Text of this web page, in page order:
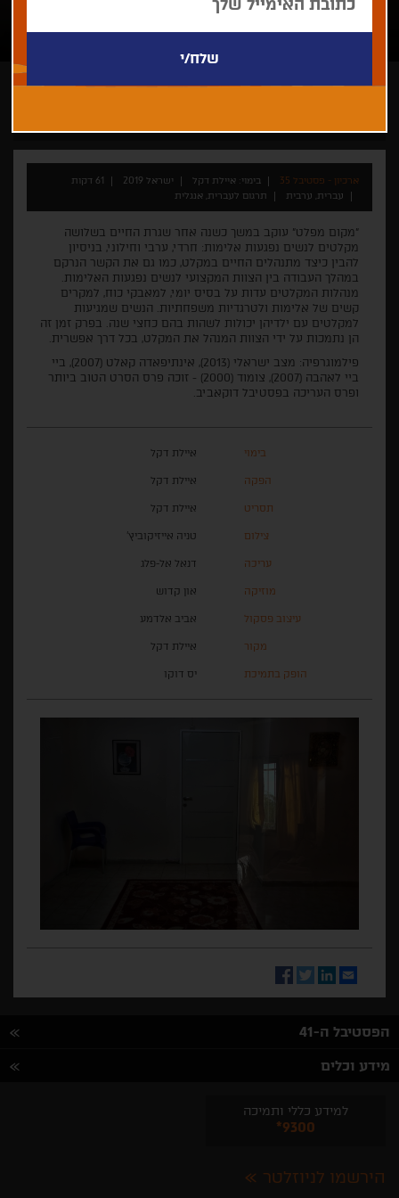
ארכיון - פסטיבל 35 בימוי: איילת דקל ישראל 2019
61 דקות
עברית, ערבית
תרגום לעברית, אנגלית
"מקום מפלט" עוקב במשך כשנה אחר שגרת החיים בשלושה
מקלטים לנשים נפגעות אלימות: חרדי, ערבי וחילוני, בניסיון
להבין כיצד מתנהלים החיים במקלט, כמו גם את הקשר הנרקם
במהלך העבודה בין הצוות המקצועי לנשים נפגעות האלימות.
מנהלות המקלטים עדות על בסיס יומי, למאבקי כוח, למקרים
קשים של אלימות ולטרגדיות משפחתיות. הנשים שמגיעות
למקלטים עם ילדיהן יכולות לשהות בהם כחצי שנה. בפרק זמן זה
הן נתמכות על ידי הצוות המנהל את המקלט, בכל דרך אפשרית.
פילמוגרפיה: מצב ישראלי (2013), אינתיפאדה קאלט (2007), ביי
ביי לאהבה (2007), צומוד (2000) - זוכה פרס הסרט הטוב ביותר
ופרס העריכה בפסטיבל דוקאביב.
בימוי איילת דקל
הפקה איילת דקל
תסריט איילת דקל
צילום טניה אייזיקוביץ'
עריכה דנאל אל-פלג
מוזיקה און קדוש
עיצוב פסקול אביב אלדמע
מקור איילת דקל
הופק בתמיכת יס דוקו
Email
LinkedIn
Twitter
Facebook
הפסטיבל ה-41
מידע וכלים
למידע כללי ותמיכה
*9300
הירשמו לניוזלטר